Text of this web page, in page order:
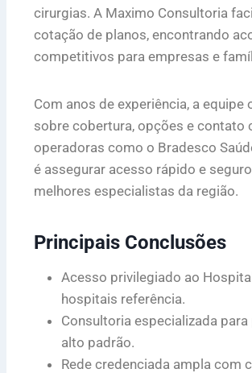
cirurgias. A Maximo Consultoria
cotação de planos, encontrando
competitivos para empresas e
Com anos de experiência, a equipe
sobre cobertura, opções e contato
operadoras como o Bradesco
é assegurar acesso rápido e
melhores especialistas da região.
Principais Conclusões
Acesso privilegiado ao
hospitais referência.
Consultoria especializada para
alto padrão.
Rede credenciada ampla com